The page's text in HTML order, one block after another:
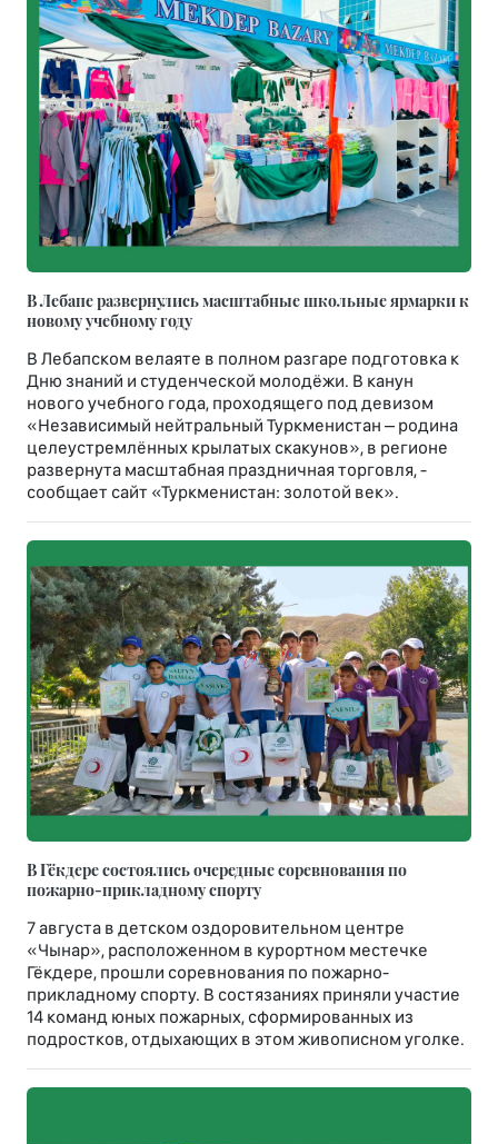
В Лебапе развернулись масштабные школьные ярмарки к
новому учебному году
В Лебапском велаяте в полном разгаре подготовка к
Дню знаний и студенческой молодёжи. В канун
нового учебного года, проходящего под девизом
«Независимый нейтральный Туркменистан – родина
целеустремлённых крылатых скакунов», в регионе
развернута масштабная праздничная торговля, -
сообщает сайт «Туркменистан: золотой век».
В Гёкдере состоялись очередные соревнования по
пожарно-прикладному спорту
7 августа в детском оздоровительном центре
«Чынар», расположенном в курортном местечке
Гёкдере, прошли соревнования по пожарно-
прикладному спорту. В состязаниях приняли участие
14 команд юных пожарных, сформированных из
подростков, отдыхающих в этом живописном уголке.